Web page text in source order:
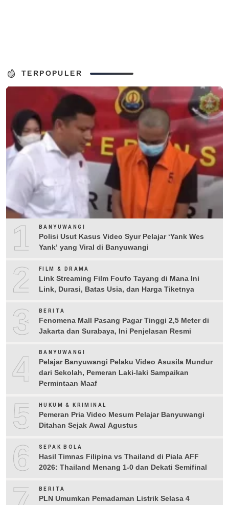
TERPOPULER
1 BANYUWANGI
Polisi Usut Kasus Video Syur Pelajar ‘Yank Wes
Yank’ yang Viral di Banyuwangi
2 FILM & DRAMA
Link Streaming Film Foufo Tayang di Mana Ini
Link, Durasi, Batas Usia, dan Harga Tiketnya
3 BERITA
Fenomena Mall Pasang Pagar Tinggi 2,5 Meter di
Jakarta dan Surabaya, Ini Penjelasan Resmi
4 BANYUWANGI
Pelajar Banyuwangi Pelaku Video Asusila Mundur
dari Sekolah, Pemeran Laki-laki Sampaikan
Permintaan Maaf
5 HUKUM & KRIMINAL
Pemeran Pria Video Mesum Pelajar Banyuwangi
Ditahan Sejak Awal Agustus
6 SEPAK BOLA
Hasil Timnas Filipina vs Thailand di Piala AFF
2026: Thailand Menang 1-0 dan Dekati Semifinal
BERITA
PLN Umumkan Pemadaman Listrik Selasa 4